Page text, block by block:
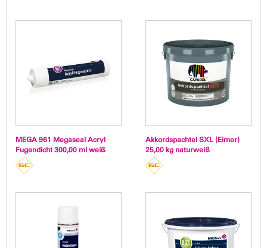
MEGA 961 Megaseal Acryl
Fugendicht 300,00 ml weiß
Akkordspachtel SXL (Eimer)
25,00 kg naturweiß